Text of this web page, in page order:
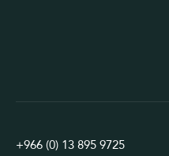
+966 (0) 13 895 9725